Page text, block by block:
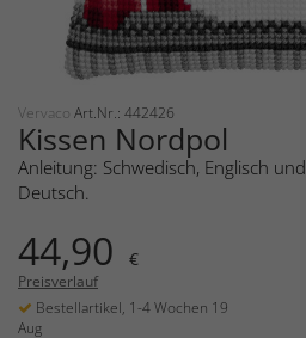
Vervaco Art.Nr.: 442426
Kissen Nordpol
Anleitung: Schwedisch, Englisch und
Deutsch.
44,90 €
Preisverlauf
Bestellartikel, 1-4 Wochen 19
Aug